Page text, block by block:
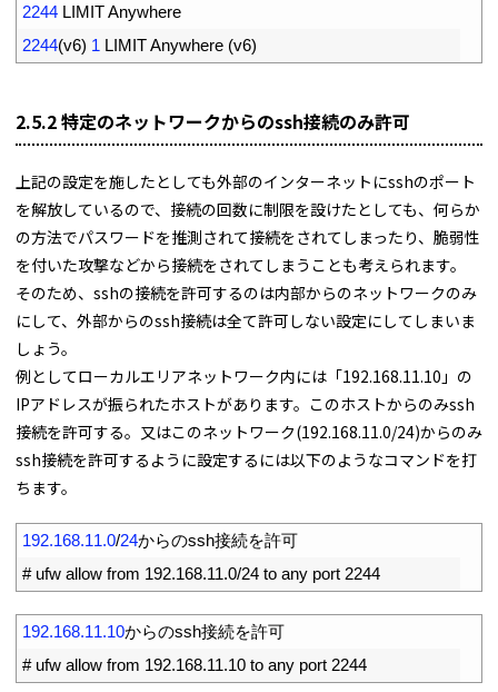
2244 LIMIT Anywhere
2244(v6) 1 LIMIT Anywhere (v6)
2.5.2 特定のネットワークからのssh接続のみ許可
上記の設定を施したとしても外部のインターネットにsshのポート
を解放しているので、接続の回数に制限を設けたとしても、何らか
の方法でパスワードを推測されて接続をされてしまったり、脆弱性
を付いた攻撃などから接続をされてしまうことも考えられます。
そのため、sshの接続を許可するのは内部からのネットワークのみ
にして、外部からのssh接続は全て許可しない設定にしてしまいま
しょう。
例としてローカルエリアネットワーク内には「192.168.11.10」の
IPアドレスが振られたホストがあります。このホストからのみssh
接続を許可する。又はこのネットワーク(192.168.11.0/24)からのみ
ssh接続を許可するように設定するには以下のようなコマンドを打
ちます。
192.168.11.0/24からのssh接続を許可
# ufw allow from 192.168.11.0/24 to any port 2244
192.168.11.10からのssh接続を許可
# ufw allow from 192.168.11.10 to any port 2244